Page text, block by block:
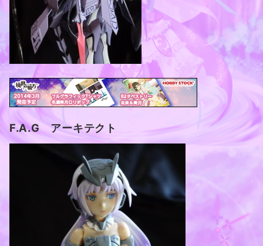
F.A.G アーキテクト